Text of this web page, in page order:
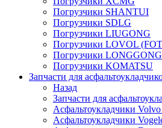
Погрузчики SHANTUI
Погрузчики SDLG
Погрузчики LIUGONG
Погрузчики LOVOL
Погрузчики LONGGONG
Погрузчики KOMATSU
Запчасти для
Назад
Запчасти для
Асфальтоукладчики
Асфальтоукладчики